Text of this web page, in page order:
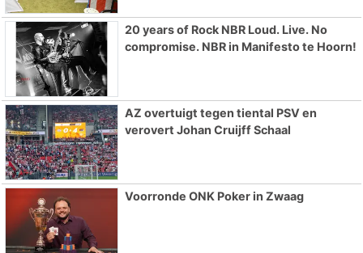
20 years of Rock NBR Loud. Live. No
compromise. NBR in Manifesto te Hoorn!
AZ overtuigt tegen tiental PSV en
verovert Johan Cruijff Schaal
Voorronde ONK Poker in Zwaag